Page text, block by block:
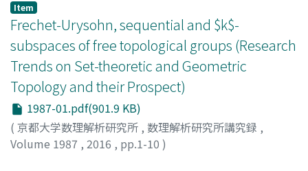
Item
Frechet-Urysohn, sequential and $k$-
subspaces of free topological groups (Research
Trends on Set-theoretic and Geometric
Topology and their Prospect)
1987-01.pdf(901.9 KB)
( 京都大学数理解析研究所 , 数理解析研究所講究録 ,
Volume 1987 , 2016 , pp.1-10 )